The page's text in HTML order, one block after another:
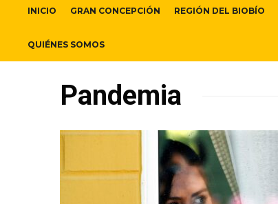
INICIO GRAN CONCEPCIÓN REGIÓN DEL BIOBÍO
QUIÉNES SOMOS
Pandemia